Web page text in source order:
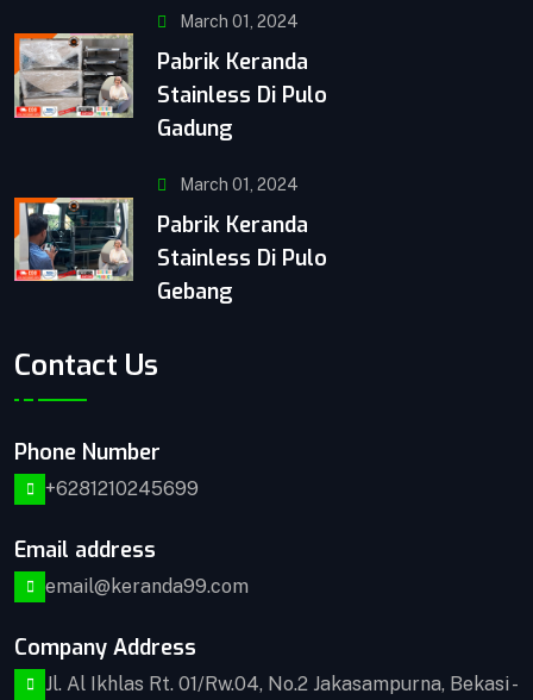
March 01, 2024
Pabrik Keranda
Stainless Di Pulo
Gadung
March 01, 2024
Pabrik Keranda
Stainless Di Pulo
Gebang
Contact Us
Phone Number
+6281210245699
Email address
email@keranda99.com
Company Address
Jl. Al Ikhlas Rt. 01/Rw.04, No.2 Jakasampurna, Bekasi -